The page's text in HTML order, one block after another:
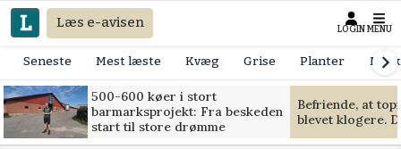
Læs e-avisen LOGIN MENU
Seneste Mest læste Kvæg Grise Planter
500-600 køer i stort
barmarksprojekt: Fra beskeden
start til store drømme
Befriende, at
blevet klogere.